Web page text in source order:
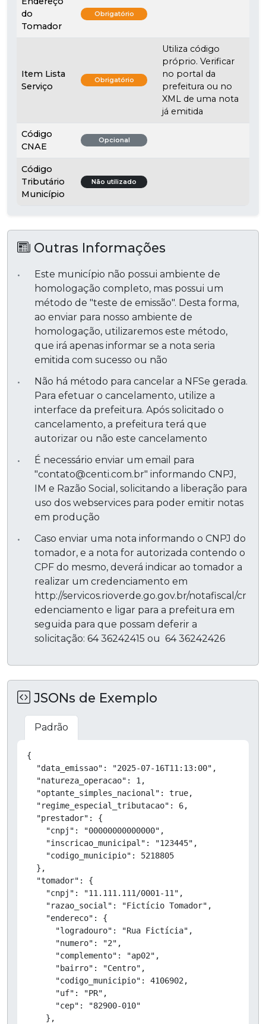
do
Tomador
Obrigatório
Item Lista
Serviço
Obrigatório
Utiliza código
próprio. Verificar
no portal da
prefeitura ou no
XML de uma nota
já emitida
Código
CNAE
Opcional
Código
Tributário
Município
Não utilizado
Outras Informações
Este município não possui ambiente de
homologação completo, mas possui um
método de "teste de emissão". Desta forma,
ao enviar para nosso ambiente de
homologação, utilizaremos este método,
que irá apenas informar se a nota seria
emitida com sucesso ou não
Não há método para cancelar a NFSe gerada.
Para efetuar o cancelamento, utilize a
interface da prefeitura. Após solicitado o
cancelamento, a prefeitura terá que
autorizar ou não este cancelamento
É necessário enviar um email para
"contato@centi.com.br" informando CNPJ,
IM e Razão Social, solicitando a liberação para
uso dos webservices para poder emitir notas
em produção
Caso enviar uma nota informando o CNPJ do
tomador, e a nota for autorizada contendo o
CPF do mesmo, deverá indicar ao tomador a
realizar um credenciamento em
http://servicos.rioverde.go.gov.br/notafiscal/cr
edenciamento e ligar para a prefeitura em
seguida para que possam deferir a
solicitação: 64 36242415 ou 64 36242426
JSONs de Exemplo
Padrão
{
  "data_emissao": "2025-07-16T11:13:00",
  "natureza_operacao": 1,
  "optante_simples_nacional": true,
  "regime_especial_tributacao": 6,
  "prestador": {
    "cnpj": "00000000000000",
    "inscricao_municipal": "123445",
    "codigo_municipio": 5218805
  },
  "tomador": {
    "cnpj": "11.111.111/0001-11",
    "razao_social": "Fictício Tomador",
    "endereco": {
      "logradouro": "Rua Fictícia",
      "numero": "2",
      "complemento": "ap02",
      "bairro": "Centro",
      "codigo_municipio": 4106902,
      "uf": "PR",
      "cep": "82900-010"
    },